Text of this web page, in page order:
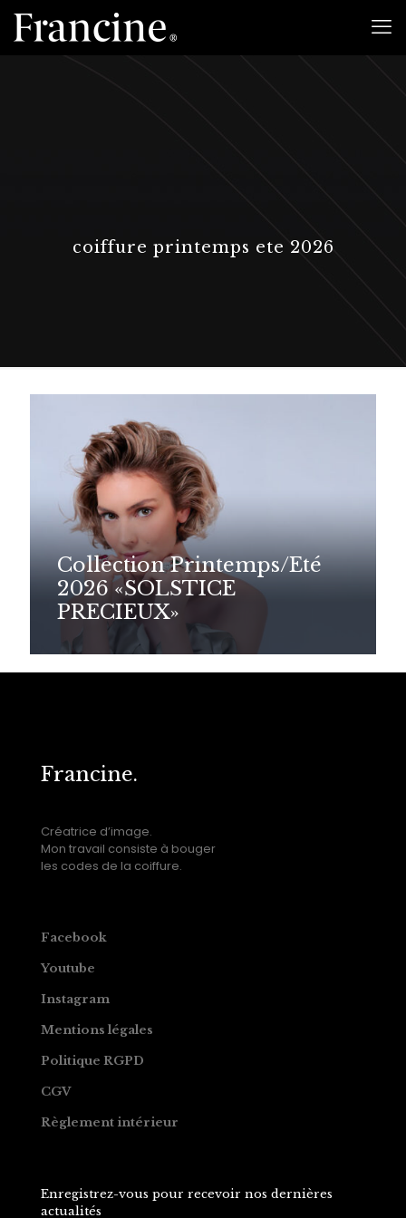
coiffure printemps ete 2026
Collection Printemps/Eté
2026 «SOLSTICE
PRECIEUX»
Francine.
Créatrice d’image.
Mon travail consiste à bouger
les codes de la coiffure.
Facebook
Youtube
Instagram
Mentions légales
Politique RGPD
CGV
Règlement intérieur
Enregistrez-vous pour recevoir nos dernières
actualités